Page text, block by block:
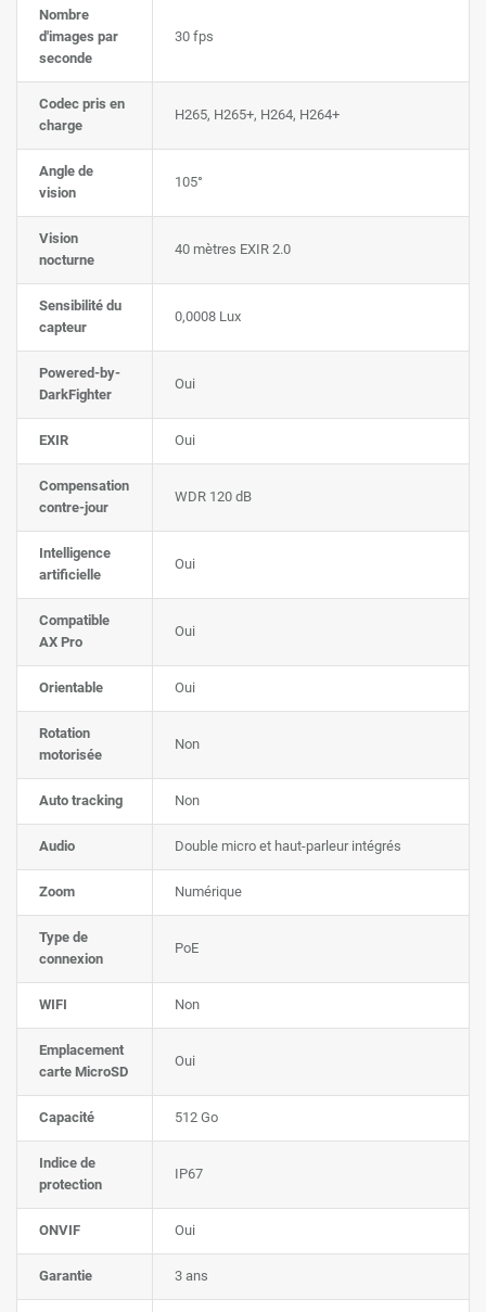
Nombre
d'images par
seconde
30 fps
Codec pris en
charge
H265, H265+, H264, H264+
Angle de
vision
105°
Vision
nocturne
40 mètres EXIR 2.0
Sensibilité du
capteur
0,0008 Lux
Powered-by-
DarkFighter
Oui
EXIR Oui
Compensation
contre-jour
WDR 120 dB
Intelligence
artificielle
Oui
Compatible
AX Pro
Oui
Orientable Oui
Rotation
motorisée
Non
Auto tracking Non
Audio Double micro et haut-parleur intégrés
Zoom Numérique
Type de
connexion
PoE
WIFI Non
Emplacement
carte MicroSD
Oui
Capacité 512 Go
Indice de
protection
IP67
ONVIF Oui
Garantie 3 ans